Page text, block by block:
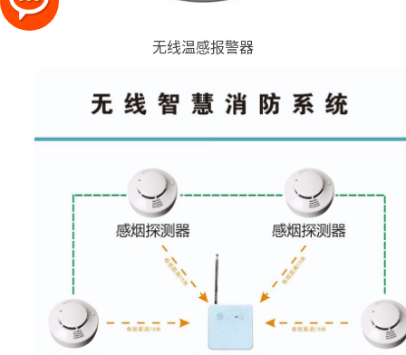
无线温感报警器